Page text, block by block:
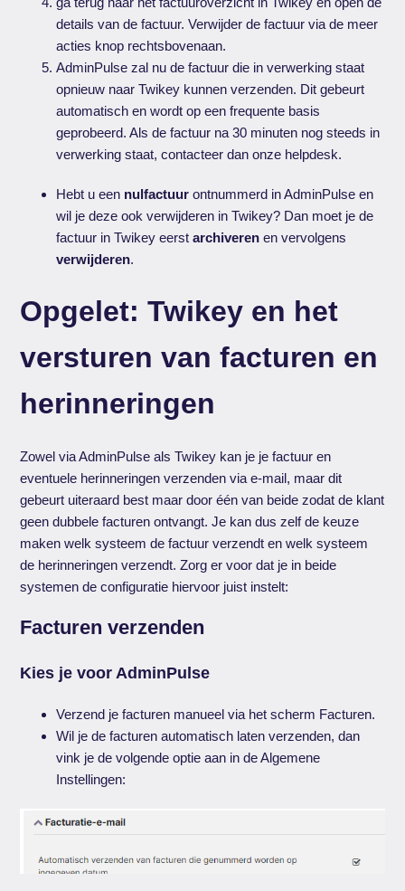
details van de factuur. Verwijder de factuur via de meer
acties knop rechtsbovenaan.
AdminPulse zal nu de factuur die in verwerking staat
opnieuw naar Twikey kunnen verzenden. Dit gebeurt
automatisch en wordt op een frequente basis
geprobeerd. Als de factuur na 30 minuten nog steeds in
verwerking staat, contacteer dan onze helpdesk.
Hebt u een nulfactuur ontnummerd in AdminPulse en
wil je deze ook verwijderen in Twikey? Dan moet je de
factuur in Twikey eerstarchiveren en vervolgens
verwijderen.
Opgelet: Twikey en het
versturen van facturen en
herinneringen
Zowel via AdminPulse als Twikey kan je je factuur en
eventuele herinneringen verzenden via e-mail, maar dit
gebeurt uiteraard best maar door één van beide zodat de klant
geen dubbele facturen ontvangt. Je kan dus zelf de keuze
maken welk systeem de factuur verzendt en welk systeem
de herinneringen verzendt. Zorg er voor dat je in beide
systemen de configuratie hiervoor juist instelt:
Facturen verzenden
Kies je voor AdminPulse
Verzend je facturen manueel via het scherm Facturen.
Wil je de facturen automatisch laten verzenden, dan
vink je de volgende optie aan in de Algemene
Instellingen: